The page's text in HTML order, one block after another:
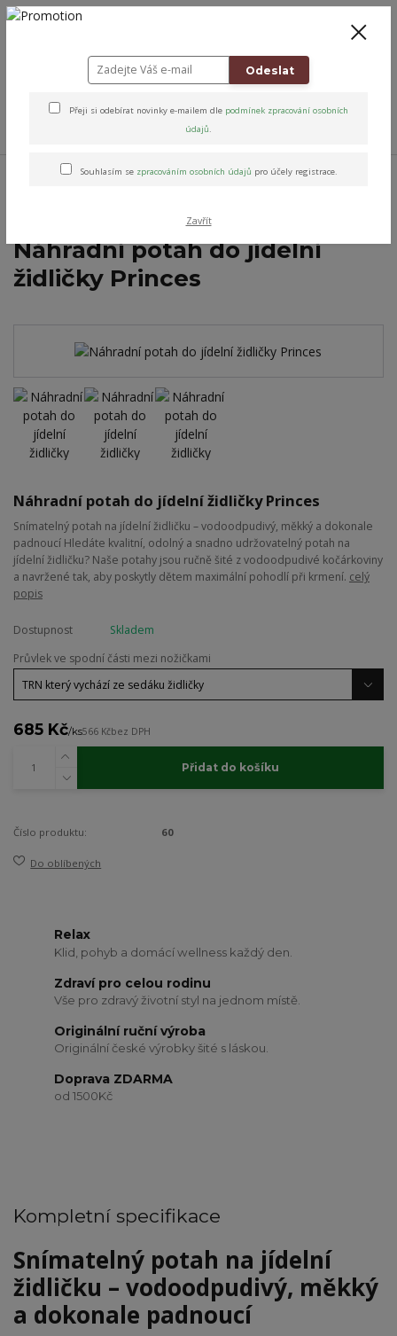
+420 778 743 310
Altens originály & vybrané značky Potahy na židličky
Náhradní potah do jídelní
židličky Princes
Náhradní potah do jídelní židličky Princes
Snímatelný potah na jídelní židličku – vodoodpudivý, měkký a dokonale
padnoucí Hledáte kvalitní, odolný a snadno udržovatelný potah na
jídelní židličku? Naše potahy jsou ručně šité z vodoodpudivé kočárkoviny
a navržené tak, aby poskytly dětem maximální pohodlí při krmení. celý
popis
Dostupnost
Skladem
Průvlek ve spodní části mezi nožičkami
685 Kč/ks566 Kčbez DPH
Přidat do košíku
Číslo produktu: 60
Do oblíbených
Relax
Klid, pohyb a domácí wellness každý den.
Zdraví pro celou rodinu
Vše pro zdravý životní styl na jednom místě.
Originální ruční výroba
Originální české výrobky šité s láskou.
Doprava ZDARMA
od 1500Kč
Kompletní specifikace
Snímatelný potah na jídelní
židličku – vodoodpudivý, měkký
a dokonale padnoucí
Odeslat
Přeji si odebírat novinky e-mailem dle podmínek zpracování osobních
údajů.
Souhlasím se zpracováním osobních údajů pro účely registrace.
Zavřít